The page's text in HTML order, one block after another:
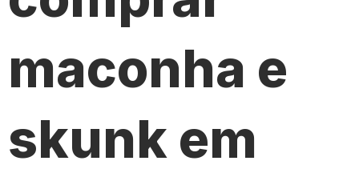
maconha e
skunk em